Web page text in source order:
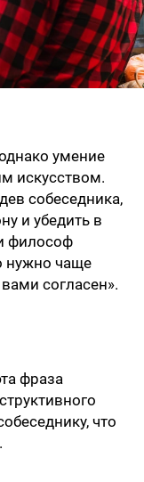
умение
искусством.
собеседника,
и убедить в
философ
нужно чаще
согласен».
фраза
что